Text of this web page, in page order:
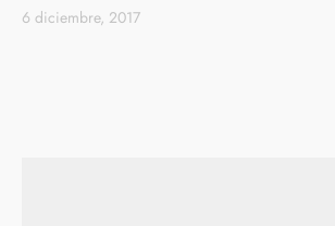
6 diciembre, 2017